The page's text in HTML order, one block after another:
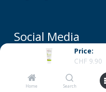
Price:
CHF 9.90
Home Search
Social Media